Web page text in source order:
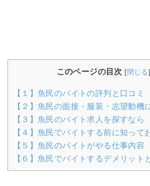
このページの目次 [閉じる]
【１】魚民のバイトの評判と口コミ
【２】魚民の面接・服装・志望動機
【３】魚民のバイト求人を探すなら
【４】魚民でバイトする前に知って
【５】魚民のバイトがやる仕事内容
【６】魚民でバイトするデメリット